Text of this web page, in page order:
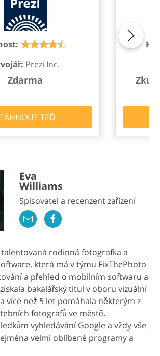
Prezi Inc.
Zdarma
TEĎ
Eva
Williams
Spisovatel a recenzent zařízení
talentovaná rodinná fotografka a
která má v týmu FixThePhoto
a přehled o mobilním softwaru a
bakalářský titul v oboru vizuální
více než 5 let pomáhala některým z
fotografů ve městě.
vyhledávání Google a vždy vše
velmi oblíbené programy a